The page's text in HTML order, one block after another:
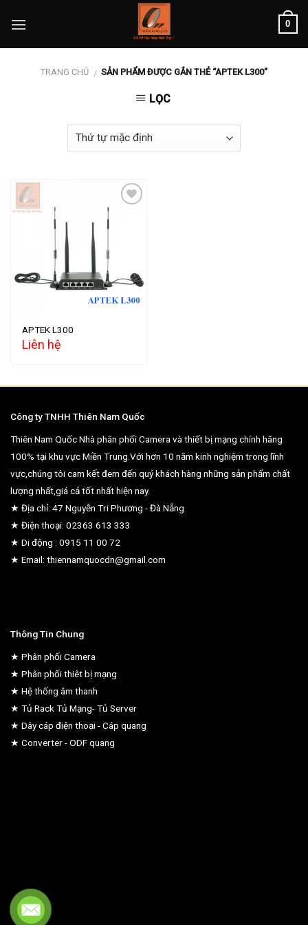
0
TRANG CHỦ / SẢN PHẨM ĐƯỢC GẮN THẺ “APTEK L300”
LỌC
APTEK L300
Liên hệ
Công ty TNHH Thiên Nam Quốc
Thiên Nam Quốc Nhà phân phối Camera và thiết bị mạng chính hãng
100% tại khu vực Miền Trung.Với hơn 10 năm kinh nghiệm trong lĩnh
vực,chúng tôi cam kết đem đến quý khách hàng những sản phẩm chất
lượng nhất,giá cả tốt nhất hiện nay.
★ Địa chỉ: 47 Nguyễn Tri Phương - Đà Nẵng
★ Điện thoại: 02363 613 333
★ Di động : 0915 11 00 72
★ Email: thiennamquocdn@gmail.com
Thông Tin Chung
★ Phân phối Camera
★ Phân phối thiêt bị mạng
★ Hệ thống âm thanh
★ Tủ Rack Tủ Mạng- Tủ Server
★ Dây cáp điện thoại - Cáp quang
★ Converter - ODF quang